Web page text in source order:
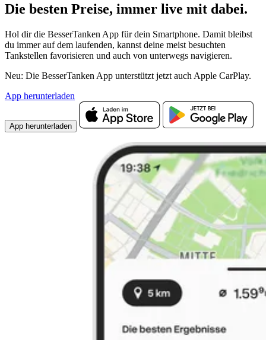
Die besten Preise, immer live mit dabei.
Hol dir die BesserTanken App für dein Smartphone. Damit bleibst
du immer auf dem laufenden, kannst deine meist besuchten
Tankstellen favorisieren und auch von unterwegs navigieren.
Neu: Die BesserTanken App unterstützt jetzt auch Apple CarPlay.
App herunterladen
App herunterladen